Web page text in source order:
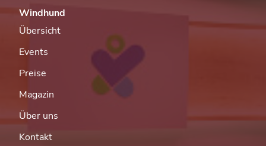
Windhund
Übersicht
Events
Preise
Magazin
Über uns
Kontakt